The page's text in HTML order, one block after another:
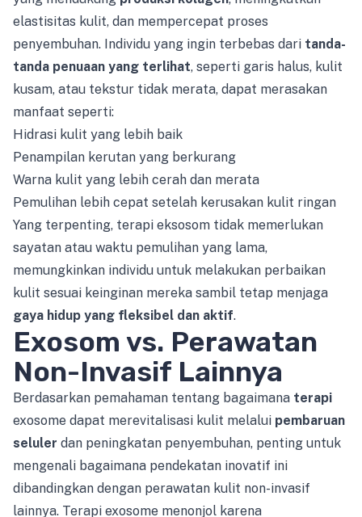
elastisitas kulit, dan mempercepat proses
penyembuhan. Individu yang ingin terbebas dari tanda-
tanda penuaan yang terlihat, seperti garis halus, kulit
kusam, atau tekstur tidak merata, dapat merasakan
manfaat seperti:
Hidrasi kulit yang lebih baik
Penampilan kerutan yang berkurang
Warna kulit yang lebih cerah dan merata
Pemulihan lebih cepat setelah kerusakan kulit ringan
Yang terpenting, terapi eksosom tidak memerlukan
sayatan atau waktu pemulihan yang lama,
memungkinkan individu untuk melakukan perbaikan
kulit sesuai keinginan mereka sambil tetap menjaga
gaya hidup yang fleksibel dan aktif.
Exosom vs. Perawatan
Non-Invasif Lainnya
Berdasarkan pemahaman tentang bagaimana terapi
exosome dapat merevitalisasi kulit melalui pembaruan
seluler dan peningkatan penyembuhan, penting untuk
mengenali bagaimana pendekatan inovatif ini
dibandingkan dengan perawatan kulit non-invasif
lainnya. Terapi exosome menonjol karena